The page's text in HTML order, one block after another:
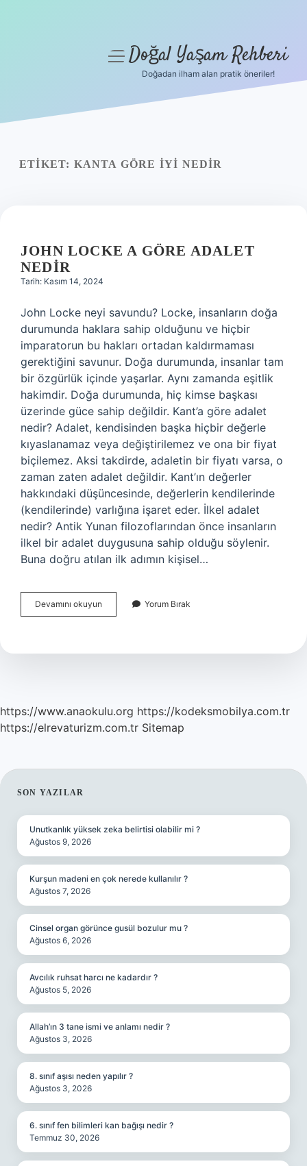
Yasal Uyarı
menüyüDoğal Yaşam Rehberi
Doğadan ilham alan pratik öneriler!
ETIKET: KANTA GÖRE IYI NEDIR
JOHN LOCKE A GÖRE ADALET
NEDIR
Tarih: Kasım 14, 2024
John Locke neyi savundu? Locke, insanların doğa
durumunda haklara sahip olduğunu ve hiçbir
imparatorun bu hakları ortadan kaldırmaması
gerektiğini savunur. Doğa durumunda, insanlar tam
bir özgürlük içinde yaşarlar. Aynı zamanda eşitlik
hakimdir. Doğa durumunda, hiç kimse başkası
üzerinde güce sahip değildir. Kant’a göre adalet
nedir? Adalet, kendisinden başka hiçbir değerle
kıyaslanamaz veya değiştirilemez ve ona bir fiyat
biçilemez. Aksi takdirde, adaletin bir fiyatı varsa, o
zaman zaten adalet değildir. Kant’ın değerler
hakkındaki düşüncesinde, değerlerin kendilerinde
(kendilerinde) varlığına işaret eder. İlkel adalet
nedir? Antik Yunan filozoflarından önce insanların
ilkel bir adalet duygusuna sahip olduğu söylenir.
Buna doğru atılan ilk adımın kişisel…
Devamını okuyun
Locke
Adalet
Yorum Bırak
https://www.anaokulu.org https://kodeksmobilya.com.tr
https://elrevaturizm.com.tr Sitemap
SIDEBAR
SON YAZILAR
Unutkanlık yüksek zeka belirtisi olabilir mi ?
Ağustos 9, 2026
Kurşun madeni en çok nerede kullanılır ?
Ağustos 7, 2026
Cinsel organ görünce gusül bozulur mu ?
Ağustos 6, 2026
Avcılık ruhsat harcı ne kadardır ?
Ağustos 5, 2026
Allah’ın 3 tane ismi ve anlamı nedir ?
Ağustos 3, 2026
8. sınıf aşısı neden yapılır ?
Ağustos 3, 2026
6. sınıf fen bilimleri kan bağışı nedir ?
Temmuz 30, 2026